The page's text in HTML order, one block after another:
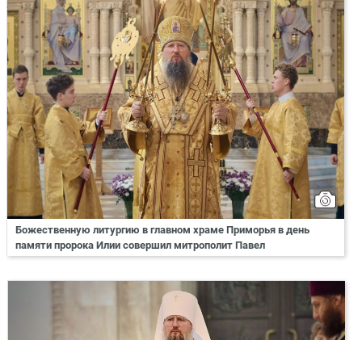
Божественную литургию в главном храме Приморья в день
памяти пророка Илии совершил митрополит Павел